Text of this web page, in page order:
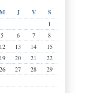
M J V
S
1
5 6 7
8
12 13 14
15
19 20 21
22
26 27 28
29